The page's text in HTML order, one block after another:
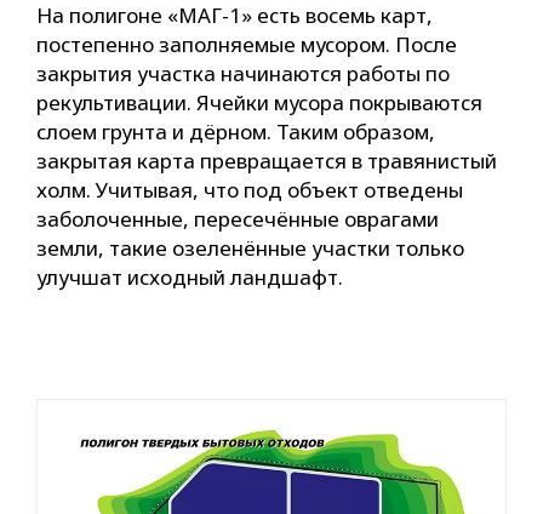
На полигоне «МАГ-1» есть восемь карт,
постепенно заполняемые мусором. После
закрытия участка начинаются работы по
рекультивации. Ячейки мусора покрываются
слоем грунта и дёрном. Таким образом,
закрытая карта превращается в травянистый
холм. Учитывая, что под объект отведены
заболоченные, пересечённые оврагами
земли, такие озеленённые участки только
улучшат исходный ландшафт.